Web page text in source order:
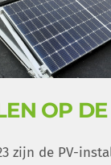
OP
zijn de PV-